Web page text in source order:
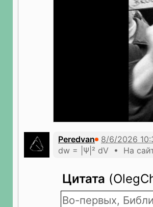
Peredvan
dw = |Ψ|² dV • На
Цитата
Во-первых,